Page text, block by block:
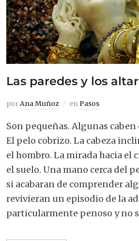
Las paredes y los
porAna Muñoz enPasos
Son pequeñas. Algunas
El pelo cobrizo. La cabeza
el hombro. La mirada hacia el
el suelo. Una mano cerca del
si acabaran de comprender
revivieran un episodio de la
particularmente penoso y no